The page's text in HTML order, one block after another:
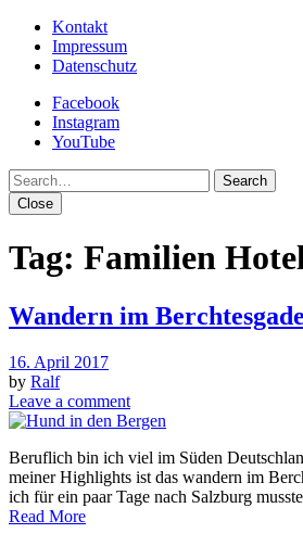
Kontakt
Impressum
Datenschutz
Facebook
Instagram
YouTube
Search
Close
Tag: Familien
Wandern im
16. April 2017
by Ralf
Leave a comment
Beruflich bin ich viel im Süden
meiner Highlights ist das wandern im
ich für ein paar Tage nach Salzburg
Read More